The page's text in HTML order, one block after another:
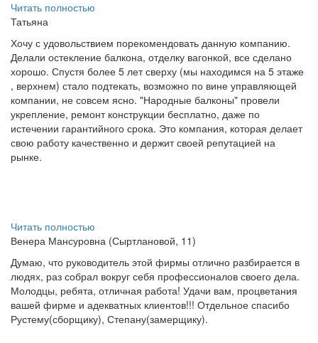
Читать полностью
Татьяна
Хочу с удовольствием порекомендовать данную компанию.
Делали остекление балкона, отделку вагонкой, все сделано
хорошо. Спустя более 5 лет сверху (мы находимся на 5 этаже
, верхнем) стало подтекать, возможно по вине управляющей
компании, не совсем ясно. "Народные балконы" провели
укрепление, ремонт конструкции бесплатно, даже по
истечении гарантийного срока. Это компания, которая делает
свою работу качественно и держит своей репутацией на
рынке.
Читать полностью
Венера Мансуровна (Сыртлановой, 11)
Думаю, что руководитель этой фирмы отлично разбирается в
людях, раз собрал вокруг себя профессионалов своего дела.
Молодцы, ребята, отличная работа! Удачи вам, процветания
вашей фирме и адекватных клиентов!!! Отдельное спасибо
Рустему(сборщику), Степану(замерщику).